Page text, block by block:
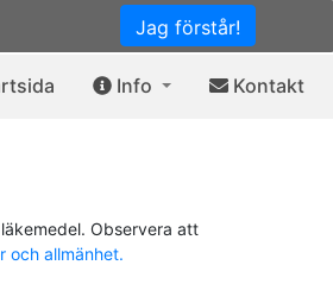
Jag förstår!
Info Kontakt
Observera att
och allmänhet.